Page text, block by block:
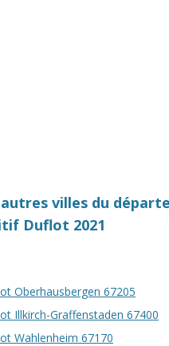
villes du
Duflot 2021
Oberhausbergen 67205
Illkirch-Graffenstaden 67400
Wahlenheim 67170